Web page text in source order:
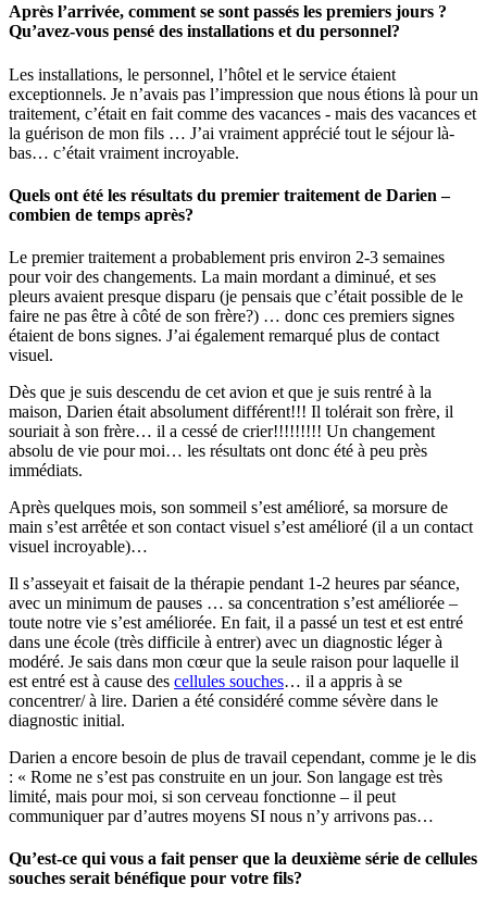
Après l’arrivée, comment se sont passés les premiers jours ?
Qu’avez-vous pensé des installations et du personnel?
Les installations, le personnel, l’hôtel et le service étaient
exceptionnels. Je n’avais pas l’impression que nous étions là pour un
traitement, c’était en fait comme des vacances - mais des vacances et
la guérison de mon fils … J’ai vraiment apprécié tout le séjour là-
bas… c’était vraiment incroyable.
Quels ont été les résultats du premier traitement de Darien –
combien de temps après?
Le premier traitement a probablement pris environ 2-3 semaines
pour voir des changements. La main mordant a diminué, et ses
pleurs avaient presque disparu (je pensais que c’était possible de le
faire ne pas être à côté de son frère?) … donc ces premiers signes
étaient de bons signes. J’ai également remarqué plus de contact
visuel.
Dès que je suis descendu de cet avion et que je suis rentré à la
maison, Darien était absolument différent!!! Il tolérait son frère, il
souriait à son frère… il a cessé de crier!!!!!!!!! Un changement
absolu de vie pour moi… les résultats ont donc été à peu près
immédiats.
Après quelques mois, son sommeil s’est amélioré, sa morsure de
main s’est arrêtée et son contact visuel s’est amélioré (il a un contact
visuel incroyable)…
Il s’asseyait et faisait de la thérapie pendant 1-2 heures par séance,
avec un minimum de pauses … sa concentration s’est améliorée –
toute notre vie s’est améliorée. En fait, il a passé un test et est entré
dans une école (très difficile à entrer) avec un diagnostic léger à
modéré. Je sais dans mon cœur que la seule raison pour laquelle il
est entré est à cause des cellules souches… il a appris à se
concentrer/ à lire. Darien a été considéré comme sévère dans le
diagnostic initial.
Darien a encore besoin de plus de travail cependant, comme je le dis
: « Rome ne s’est pas construite en un jour. Son langage est très
limité, mais pour moi, si son cerveau fonctionne – il peut
communiquer par d’autres moyens SI nous n’y arrivons pas…
Qu’est-ce qui vous a fait penser que la deuxième série de cellules
souches serait bénéfique pour votre fils?